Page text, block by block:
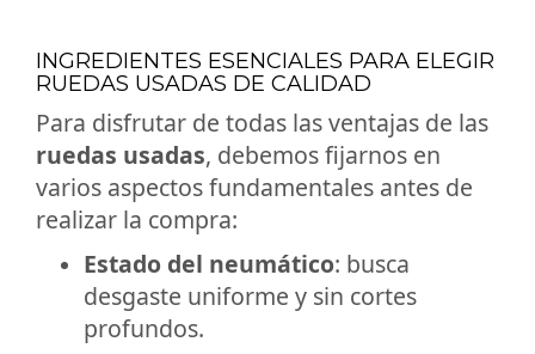
INGREDIENTES ESENCIALES PARA ELEGIR
RUEDAS USADAS DE CALIDAD
Para disfrutar de todas las ventajas de las
ruedas usadas, debemos fijarnos en
varios aspectos fundamentales antes de
realizar la compra:
Estado del neumático: busca
desgaste uniforme y sin cortes
profundos.